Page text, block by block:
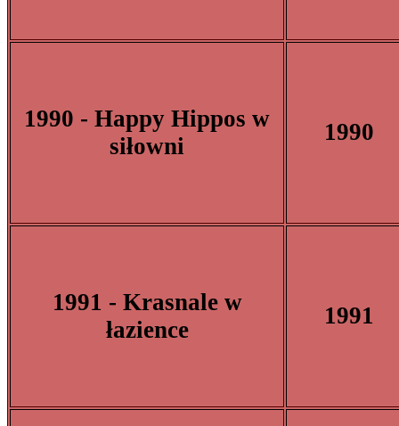
1990 - Happy Hippos w
siłowni
1990
1991 - Krasnale w
łazience
1991